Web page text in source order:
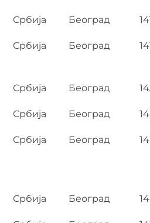
Србија Београд
Србија Београд
Србија Београд
Србија Београд
Србија Београд
Србија Београд